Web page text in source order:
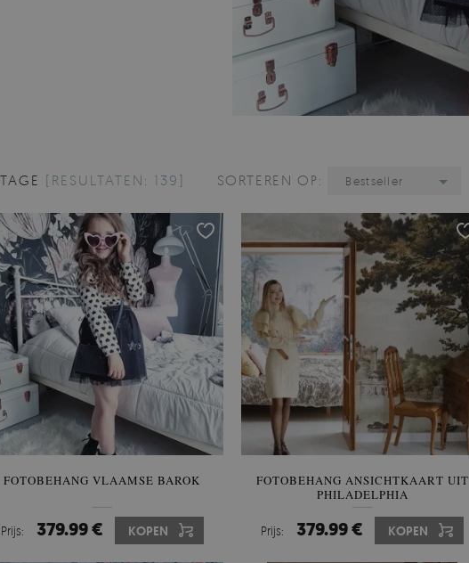
[RESULTATEN: 139] SORTEREN OP: Bestseller
FOTOBEHANG VLAAMSE BAROK
Prijs: 379.99 € KOPEN
FOTOBEHANG ANSICHTKAART UIT
PHILADELPHIA
Prijs: 379.99 € KOPEN